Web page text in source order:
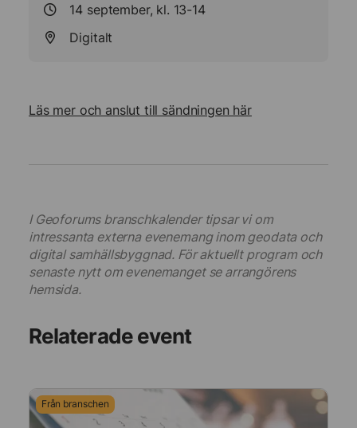
14 september, kl. 13-14
Digitalt
Läs mer och anslut till sändningen här
I Geoforums branschkalender tipsar vi om
intressanta externa evenemang inom geodata och
digital samhällsbyggnad. För aktuellt program och
senaste nytt om evenemanget se arrangörens
hemsida.
Relaterade event
Från branschen